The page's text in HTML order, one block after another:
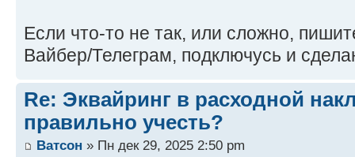
Если что-то не так, или сложно,
Вайбер/Телеграм, подключусь и
Re: Эквайринг в расходной
правильно учесть?
Ватсон » Пн дек 29, 2025 2:50 pm